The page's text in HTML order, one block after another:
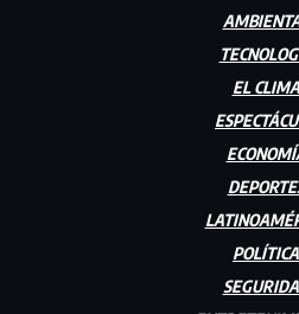
EL CLIMA
POLÍTICA